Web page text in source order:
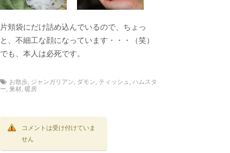
片頬袋にだけ詰め込んでいるので、ちょっ
と、不細工な顔になっています・・・（笑）
でも、本人は必死です。
お散歩, ジャンガリアン, ダモン, ティッシュ, ハムスタ
ー, 巣材, 暖房
コメントは受け付けていま
せん